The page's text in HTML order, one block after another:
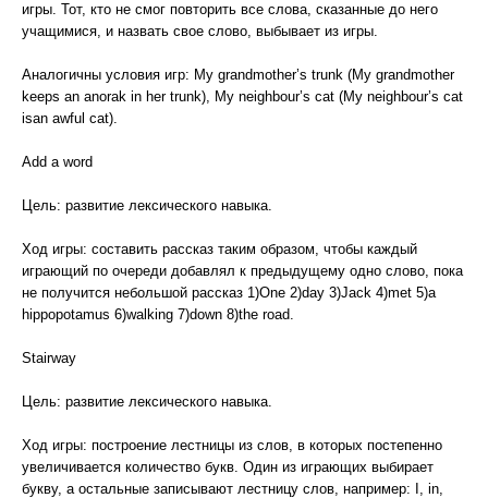
игры. Тот, кто не смог повторить все слова, сказанные до него
учащимися, и назвать свое слово, выбывает из игры.
Аналогичны условия игр: My grandmother’s trunk (My grandmother
keeps an anorak in her trunk), My neighbour’s cat (My neighbour’s cat
isan awful cat).
Add a word
Цель: развитие лексического навыка.
Ход игры: составить рассказ таким образом, чтобы каждый
играющий по очереди добавлял к предыдущему одно слово, пока
не получится небольшой рассказ 1)One 2)day 3)Jack 4)met 5)a
hippopotamus 6)walking 7)down 8)the road.
Stairway
Цель: развитие лексического навыка.
Ход игры: построение лестницы из слов, в которых постепенно
увеличивается количество букв. Один из играющих выбирает
букву, а остальные записывают лестницу слов, например: I, in,